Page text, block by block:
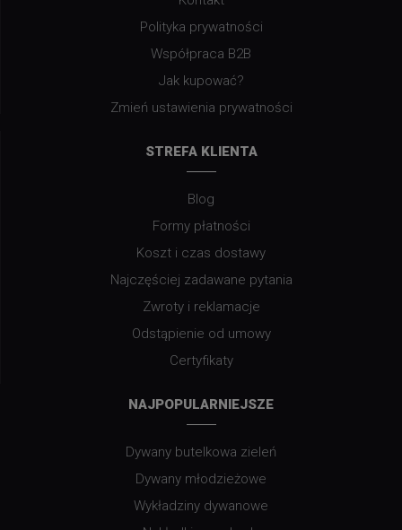
Polityka prywatności
Współpraca B2B
Jak kupować?
Zmień ustawienia prywatności
STREFA KLIENTA
Blog
Formy płatności
Koszt i czas dostawy
Najczęściej zadawane pytania
Zwroty i reklamacje
Odstąpienie od umowy
Certyfikaty
NAJPOPULARNIEJSZE
Dywany butelkowa zieleń
Dywany młodzieżowe
Wykładziny dywanowe